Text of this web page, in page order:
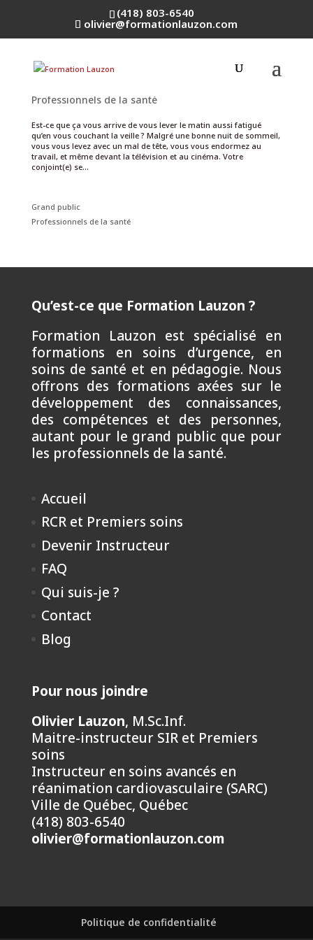
(418) 803-6540
olivier@formationlauzon.com
Professionnels de la santé
Est-ce que ça vous arrive de vous lever le matin aussi fatigué
qu’en vous couchant la veille ? Malgré une bonne nuit de sommeil,
vous vous levez avec un mal de tête, vous vous endormez au
travail, et même devant la télévision et au cinéma. Votre
conjoint(e) se...
Grand public
Professionnels de la santé
Qu’est-ce que Formation Lauzon ?
Formation Lauzon est spécialisé en
formations en soins d’urgence, en
soins de santé et en pédagogie. Nous
offrons des formations axées sur le
développement des connaissances,
des compétences et des personnes,
autant pour le grand public que pour
les professionnels de la santé.
Accueil
RCR et Premiers soins
Devenir Instructeur
FAQ
Qui suis-je ?
Contact
Blog
Pour nous joindre
Olivier Lauzon, M.Sc.Inf.
Maitre-instructeur SIR et Premiers
soins
Instructeur en soins avancés en
réanimation cardiovasculaire (SARC)
Ville de Québec, Québec
(418) 803-6540
olivier@formationlauzon.com
Politique de confidentialité